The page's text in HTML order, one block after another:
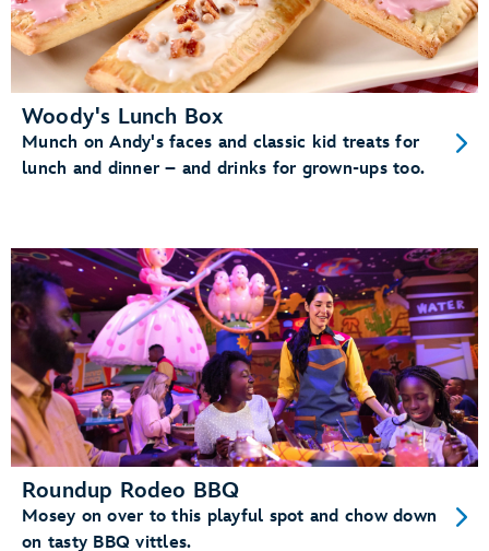
Woody's Lunch Box
Munch on Andy's faces and classic kid treats for
lunch and dinner – and drinks for grown-ups too.
Roundup Rodeo BBQ
Mosey on over to this playful spot and chow down
on tasty BBQ vittles.